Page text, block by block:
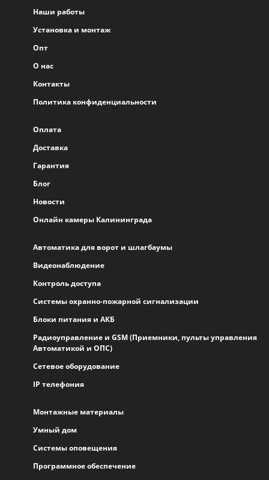
Наши работы
Установка и монтаж
Опт
О нас
Контакты
Политика конфиденциальности
Оплата
Доставка
Гарантия
Блог
Новости
Онлайн камеры Калининграда
Автоматика для ворот и шлагбаумы
Видеонаблюдение
Контроль доступа
Системы охранно-пожарной сигнализации
Блоки питания и АКБ
Радиоуправление и GSM (Приемники, пульты управления
Автоматикой и ОПС)
Сетевое оборудование
IP телефония
Монтажные материалы
Умный дом
Системы оповещения
Программное обеспечение